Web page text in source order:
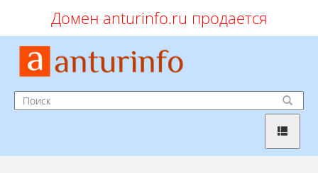
Домен anturinfo.ru продается